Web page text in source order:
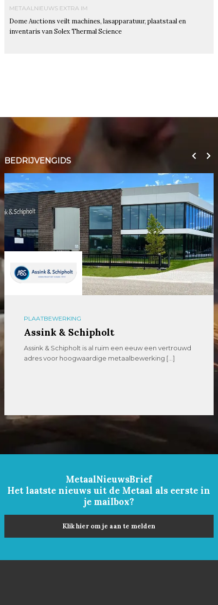
METAALNIEUWS EXTRA IM
Dome Auctions veilt machines, lasapparatuur, plaatstaal en
inventaris van Solex Thermal Science
BEDRIJVENGIDS
PLAATBEWERKING
Assink & Schipholt
Assink & Schipholt is al ruim een eeuw een vertrouwd
adres voor hoogwaardige metaalbewerking […]
MetaalNieuwsBrief
Het laatste nieuws uit de Metaal als eerste in
je mailbox?
Klik hier om je aan te melden